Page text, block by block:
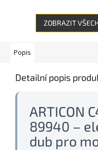
ZOBRAZIT
Popis
Detailní popis
ARTICON
89940 –
dub pro